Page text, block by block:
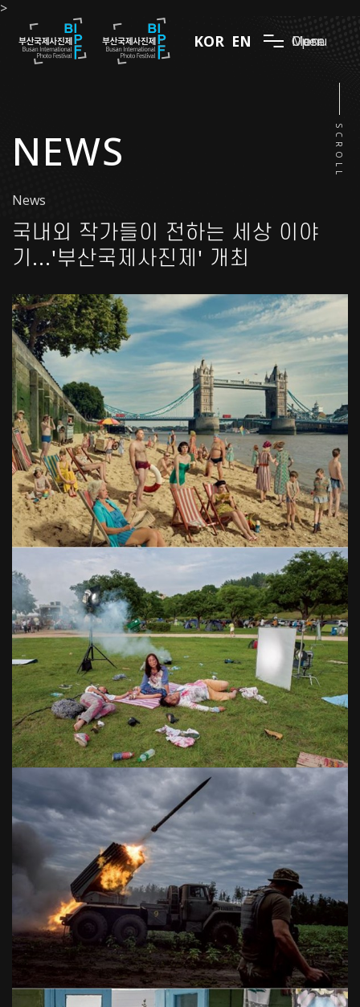
>
KOR EN Menu
Open
Close
NEWS
News
SCROLL
국내외 작가들이 전하는 세상 이야
기...'부산국제사진제' 개최